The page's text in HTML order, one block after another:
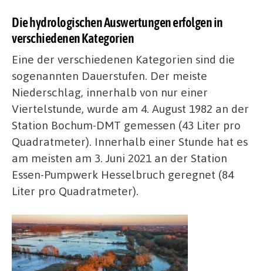
Die hydrologischen Auswertungen erfolgen in
verschiedenen Kategorien
Eine der verschiedenen Kategorien sind die
sogenannten Dauerstufen. Der meiste
Niederschlag, innerhalb von nur einer
Viertelstunde, wurde am 4. August 1982 an der
Station Bochum-DMT gemessen (43 Liter pro
Quadratmeter). Innerhalb einer Stunde hat es
am meisten am 3. Juni 2021 an der Station
Essen-Pumpwerk Hesselbruch geregnet (84
Liter pro Quadratmeter).